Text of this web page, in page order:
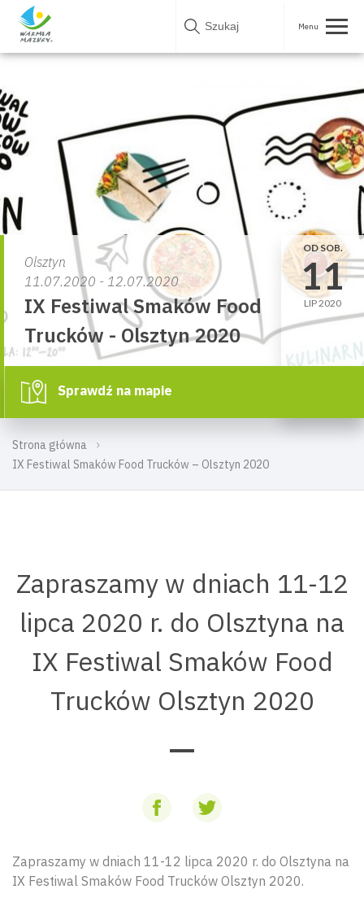
Skip
Strona główna
IX Festiwal Smaków Food Trucków – Olsztyn 2020
Olsztyn
11.07.2020 - 12.07.2020
IX Festiwal Smaków Food
Trucków - Olsztyn 2020
OD SOB.
11
LIP 2020
Sprawdź na mapie
Zapraszamy w dniach 11-12
lipca 2020 r. do Olsztyna na
IX Festiwal Smaków Food
Trucków Olsztyn 2020
Zapraszamy w dniach 11-12 lipca 2020 r. do Olsztyna na
IX Festiwal Smaków Food Trucków Olsztyn 2020.